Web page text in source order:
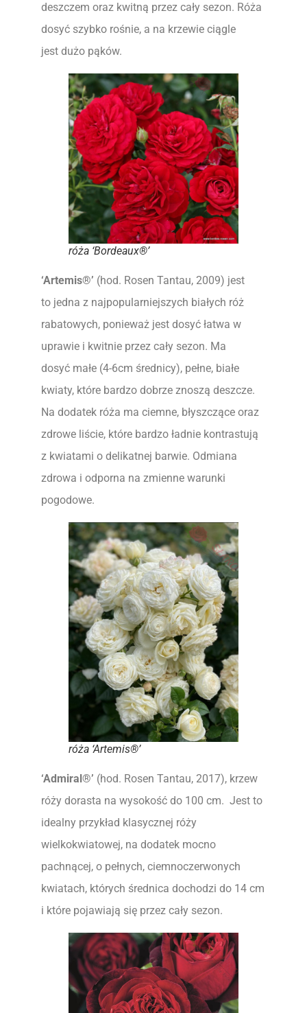
deszczem oraz kwitną przez cały sezon. Róża
dosyć szybko rośnie, a na krzewie ciągle
jest dużo pąków.
róża ‘Bordeaux®’
‘Artemis®’ (hod. Rosen Tantau, 2009) jest
to jedna z najpopularniejszych białych róż
rabatowych, ponieważ jest dosyć łatwa w
uprawie i kwitnie przez cały sezon. Ma
dosyć małe (4-6cm średnicy), pełne, białe
kwiaty, które bardzo dobrze znoszą deszcze.
Na dodatek róża ma ciemne, błyszczące oraz
zdrowe liście, które bardzo ładnie kontrastują
z kwiatami o delikatnej barwie. Odmiana
zdrowa i odporna na zmienne warunki
pogodowe.
róża ‘Artemis®’
‘Admiral®’ (hod. Rosen Tantau, 2017), krzew
róży dorasta na wysokość do 100 cm. Jest to
idealny przykład klasycznej róży
wielkokwiatowej, na dodatek mocno
pachnącej, o pełnych, ciemnoczerwonych
kwiatach, których średnica dochodzi do 14 cm
i które pojawiają się przez cały sezon.